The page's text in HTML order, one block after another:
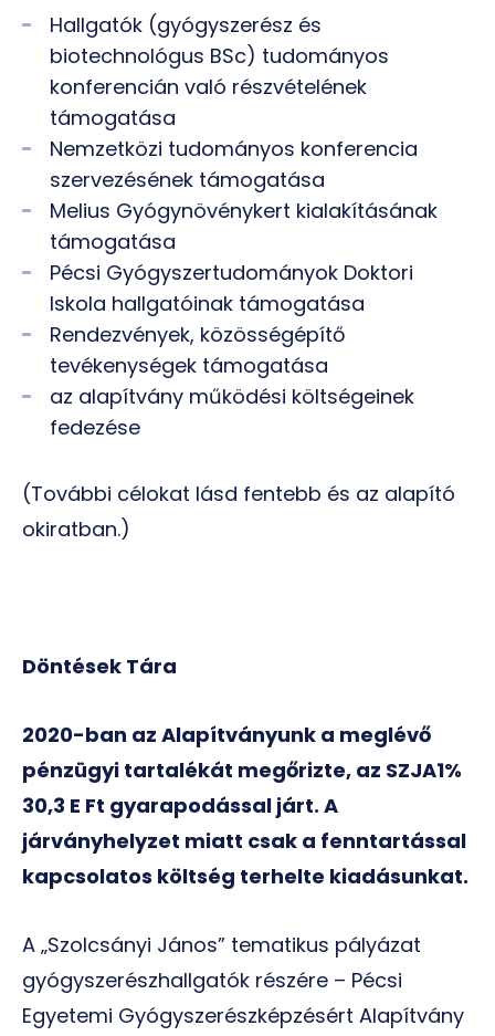
Hallgatók (gyógyszerész és
biotechnológus BSc) tudományos
konferencián való részvételének
támogatása
Nemzetközi tudományos konferencia
szervezésének támogatása
Melius Gyógynövénykert kialakításának
támogatása
Pécsi Gyógyszertudományok Doktori
Iskola hallgatóinak támogatása
Rendezvények, közösségépítő
tevékenységek támogatása
az alapítvány működési költségeinek
fedezése
(További célokat lásd fentebb és az alapító
okiratban.)
Döntések Tára
2020-ban az Alapítványunk a meglévő
pénzügyi tartalékát megőrizte, az SZJA1%
30,3 E Ft gyarapodással járt. A
járványhelyzet miatt csak a fenntartással
kapcsolatos költség terhelte kiadásunkat.
A „Szolcsányi János” tematikus pályázat
gyógyszerészhallgatók részére – Pécsi
Egyetemi Gyógyszerészképzésért Alapítvány